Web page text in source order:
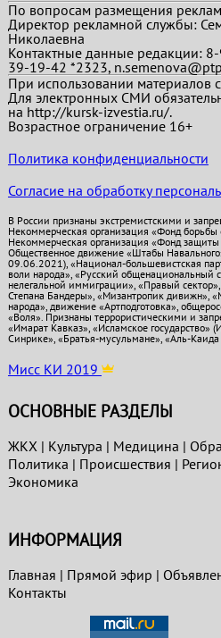
По вопросам размещения
Директор рекламной службы:
Николаевна
Контактные данные редакции:
39-19-42 *2323,
При использовании материалов
Для электронных СМИ
на http://kursk-izvestia.ru/.
Возрастное ограничение 16+
Политика конфиденциальности
Согласие на обработку
В России признаны экстремистскими и
Некоммерческая организация «Фонд
Некоммерческая организация «Фонд
Общественное движение «Штабы
09.06.2021), «Национал-большевистская
воли народа», «Русский общенациональный
нелегальной иммиграции», «Правый
Степана Бандеры», «Мизантропик дивижн»,
народа», движение «Артподготовка»,
«Воля». Признаны террористическими и
«Имарат Кавказ», «Исламское
Синрике», «Братья-мусульмане», «Аль-Каида
Мисс КИ 2019
ОСНОВНЫЕ РАЗДЕЛЫ
ЖКХ| Культура | Медицина |
Политика | Проиcшествия |
Экономика
ИНФОРМАЦИЯ
Главная | Прямой эфир |
Контакты